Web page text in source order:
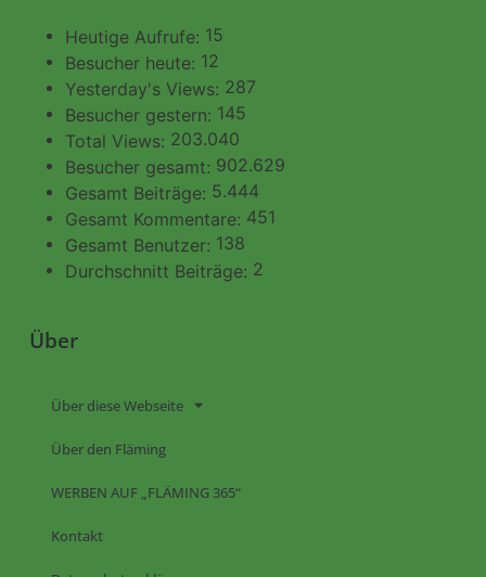
Heutige Aufrufe: 15
Besucher heute: 12
Yesterday's Views: 287
Besucher gestern: 145
Total Views: 203.040
Besucher gesamt: 902.629
Gesamt Beiträge: 5.444
Gesamt Kommentare: 451
Gesamt Benutzer: 138
Durchschnitt Beiträge: 2
Über
Über diese Webseite
Über den Fläming
WERBEN AUF „FLÄMING 365“
Kontakt